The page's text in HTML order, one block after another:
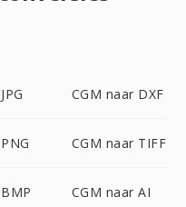
CGM naar DXF
CGM naar TIFF
CGM naar AI